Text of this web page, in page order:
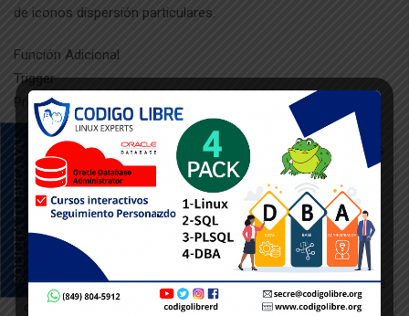
de iconos dispersión particulares.
Función Adicional
Trigger
Premio
Spins
Gratuitos
3 o más Blancos
Scatter
Quince giros iniciales
y multiplicadores
Función de
Misión
Cinco símbolos de
Premios al instante
incluso 1950x
Multiplicador
de premio
Durante spins
Incrementa mediante
cada avión enemigo
SOLICITA TU BECA YA!